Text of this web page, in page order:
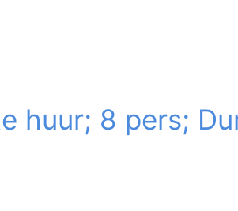
huur; 8 pers;